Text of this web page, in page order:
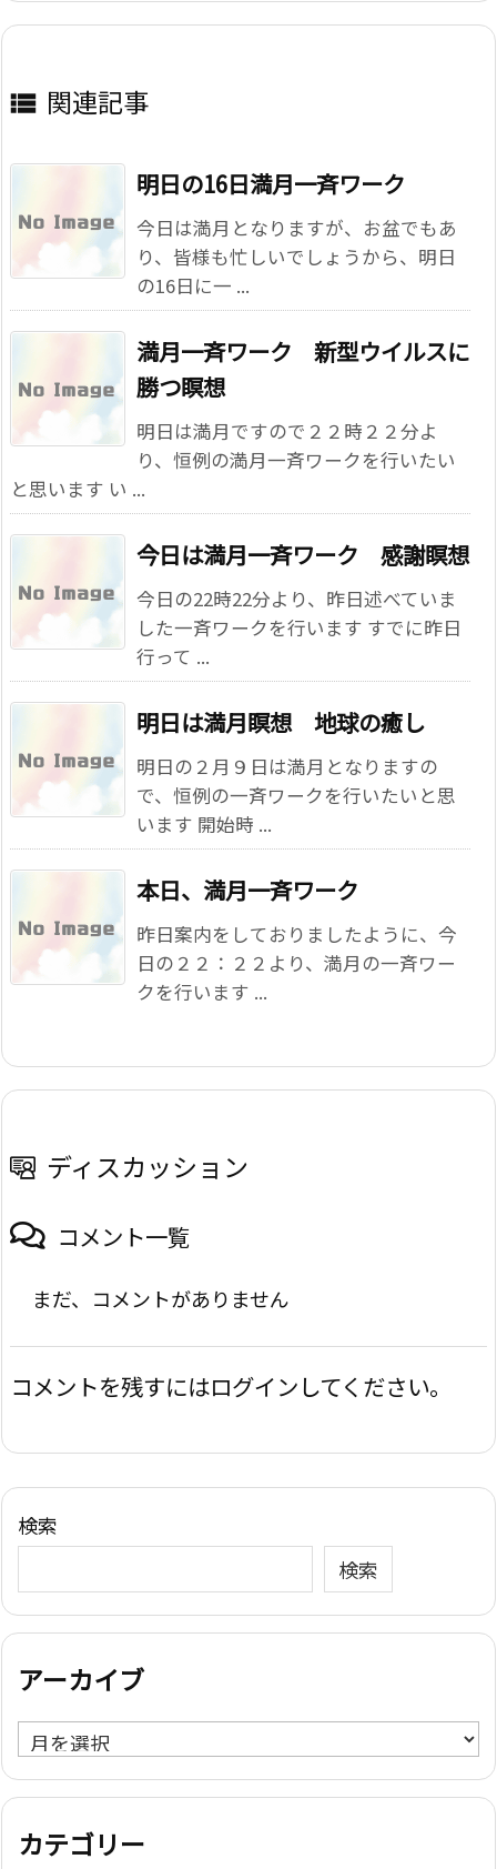
 関連記事
明日の16日満月一斉ワーク
今日は満月となりますが、お盆でもあ
り、皆様も忙しいでしょうから、明日
の16日に一 ...
満月一斉ワーク 新型ウイルスに
勝つ瞑想
明日は満月ですので２２時２２分よ
り、恒例の満月一斉ワークを行いたい
と思います い ...
今日は満月一斉ワーク 感謝瞑想
今日の22時22分より、昨日述べていま
した一斉ワークを行います すでに昨日
行って ...
明日は満月瞑想 地球の癒し
明日の２月９日は満月となりますの
で、恒例の一斉ワークを行いたいと思
います 開始時 ...
本日、満月一斉ワーク
昨日案内をしておりましたように、今
日の２２：２２より、満月の一斉ワー
クを行います ...
ディスカッション
コメント一覧
まだ、コメントがありません
コメントを残すにはログインしてください。
検索
検索
アーカイブ
ア
ー
カ
ブ
カテゴリー